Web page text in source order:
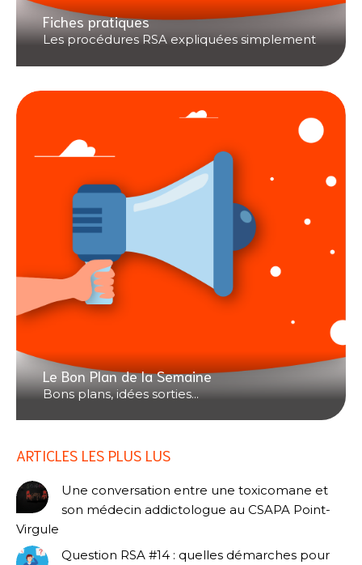
Fiches pratiques
Les procédures RSA expliquées simplement
Le Bon Plan de la Semaine
Bons plans, idées sorties...
ARTICLES LES PLUS LUS
Une conversation entre une toxicomane et
son médecin addictologue au CSAPA Point-
Virgule
Question RSA #14 : quelles démarches pour